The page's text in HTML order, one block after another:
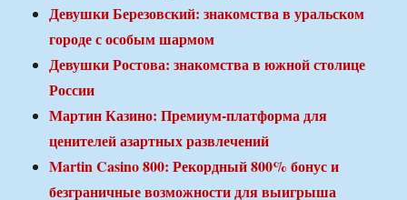
Девушки Березовский: знакомства в уральском
городе с особым шармом
Девушки Ростова: знакомства в южной столице
России
Мартин Казино: Премиум-платформа для
ценителей азартных развлечений
Martin Casino 800: Рекордный 800% бонус и
безграничные возможности для выигрыша